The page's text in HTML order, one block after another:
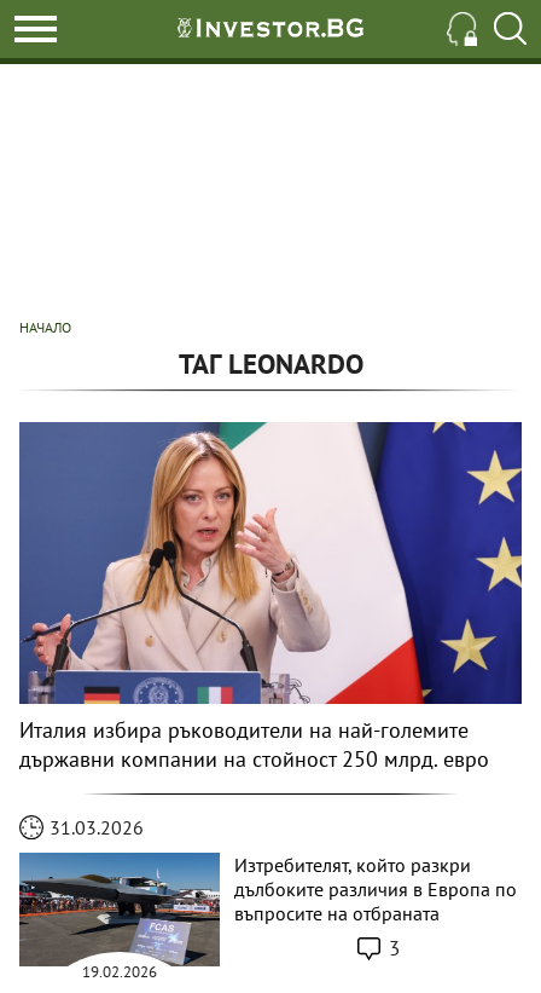
НАЧАЛО
ТАГ LEONARDO
Италия избира ръководители на най-големите
държавни компании на стойност 250 млрд. евро
31.03.2026
19.02.2026
Изтребителят, който разкри
дълбоките различия в Европа по
въпросите на отбраната
3